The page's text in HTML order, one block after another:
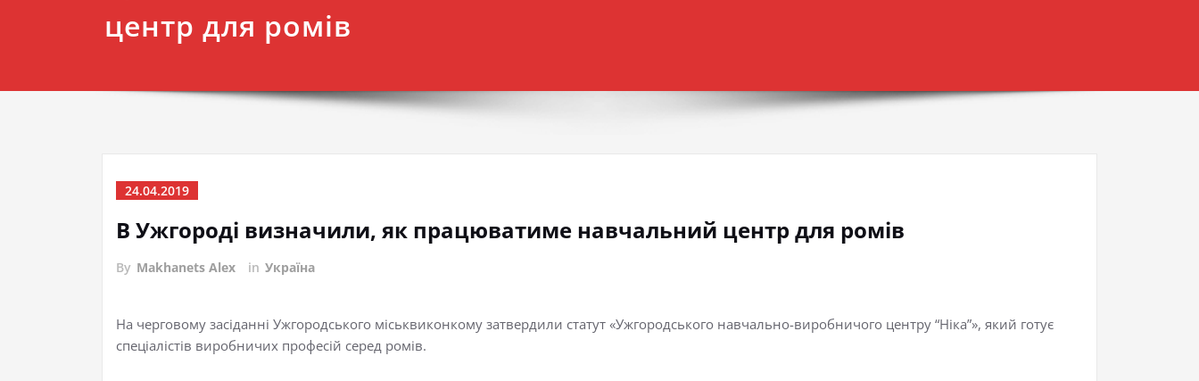
центр для ромів
24.04.2019
В Ужгороді визначили, як працюватиме навчальний центр для ромів
By Makhanets Alex in Україна
На черговому засіданні Ужгородського міськвиконкому затвердили статут «Ужгородського навчально-виробничого центру “Ніка”», який готує
спеціалістів виробничих професій серед ромів.